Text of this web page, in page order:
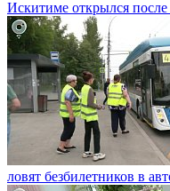
Искитиме открылся
ловят безбилетников в